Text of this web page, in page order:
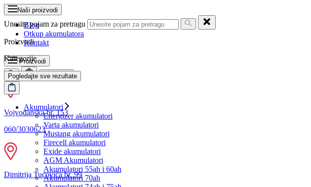
Blog
Otkup akumulatora
Kontakt
Proizvodi
MENI
Vojvođanska br. 153
060/3030623
Dimitrija Tucovića br. 99
Naši proizvodi
Unesite pojam za pretragu
Proizvodi
Kategorije
Pogledajte sve rezultate
Akumulatori
Energizer akumulatori
Varta akumulatori
Mustang akumulatori
Firecell akumulatori
Exide akumulatori
AGM Akumulatori
Akumulatori 55ah i 60ah
Akumulatori 70ah